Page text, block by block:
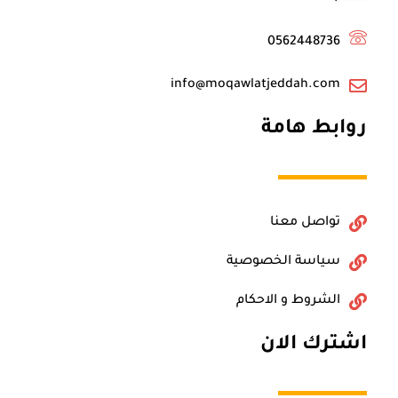
0562448736
info@moqawlatjeddah.com
روابط هامة
تواصل معنا
سياسة الخصوصية
الشروط و الاحكام
اشترك الان